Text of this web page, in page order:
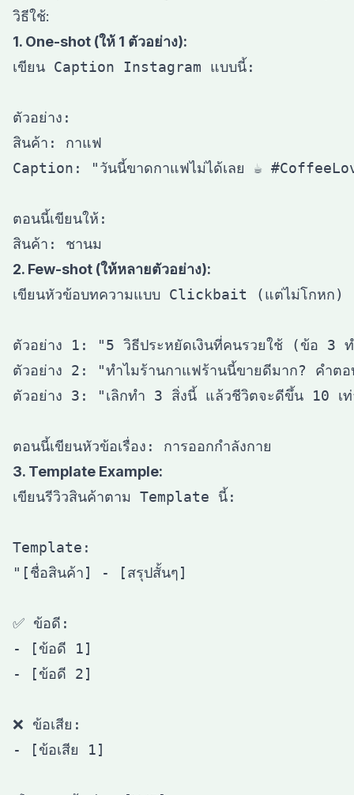
วิธีใช้:
1. One-shot (ให้ 1 ตัวอย่าง):
เขียน Caption Instagram แบบนี้:
ตัวอย่าง:
สินค้า: กาแฟ
Caption: "วันนี้ขาดกาแฟไม่ได้เลย ☕️
ตอนนี้เขียนให้:
2. Few-shot (ให้หลายตัวอย่าง):
เขียนหัวข้อบทความแบบ Clickbait (แต่ไม่โกหก)
ตัวอย่าง 1: "5 วิธีประหยัดเงินที่คนรวยใช้ (ข้อ 3
ตัวอย่าง 2: "ทำไมร้านกาแฟร้านนี้ขายดีมาก? คำ
ตัวอย่าง 3: "เลิกทำ 3 สิ่งนี้ แล้วชีวิตจะดีขึ้น 10 เ
3. Template Example:
เขียนรีวิวสินค้าตาม Template นี้:
Template:
"[ชื่อสินค้า] - [สรุปสั้นๆ]
✅ ข้อดี:
- [ข้อดี 1]
- [ข้อดี 2]
❌ ข้อเสีย:
- [ข้อเสีย 1]